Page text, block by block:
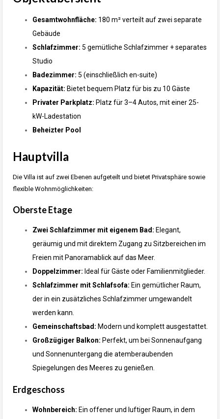
Gesamtwohnfläche: 180 m² verteilt auf zwei separate
Gebäude
Schlafzimmer: 5 gemütliche Schlafzimmer + separates
Studio
Badezimmer: 5 (einschließlich en-suite)
Kapazität: Bietet bequem Platz für bis zu 10 Gäste
Privater Parkplatz: Platz für 3–4 Autos, mit einer 25-
kW-Ladestation
Beheizter Pool
Hauptvilla
Die Villa ist auf zwei Ebenen aufgeteilt und bietet Privatsphäre sowie
flexible Wohnmöglichkeiten:
Oberste Etage
Zwei Schlafzimmer mit eigenem Bad: Elegant,
geräumig und mit direktem Zugang zu Sitzbereichen im
Freien mit Panoramablick auf das Meer.
Doppelzimmer: Ideal für Gäste oder Familienmitglieder.
Schlafzimmer mit Schlafsofa: Ein gemütlicher Raum,
der in ein zusätzliches Schlafzimmer umgewandelt
werden kann.
Gemeinschaftsbad: Modern und komplett ausgestattet.
Großzügiger Balkon: Perfekt, um bei Sonnenaufgang
und Sonnenuntergang die atemberaubenden
Spiegelungen des Meeres zu genießen.
Erdgeschoss
Wohnbereich: Ein offener und luftiger Raum, in dem